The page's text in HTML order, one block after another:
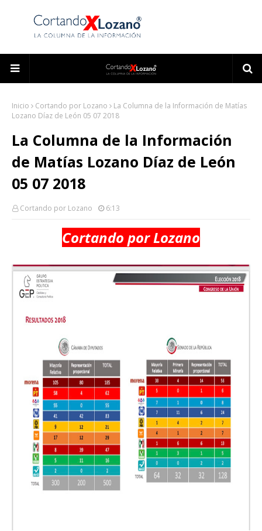
Inicio Cortando por Lozano
La Columna de la Información de Matías
Lozano Díaz de León 05 07 2018
La Columna de la Información
de Matías Lozano Díaz de León
05 07 2018
Cortando por Lozano 6:13
Cortando por Lozano